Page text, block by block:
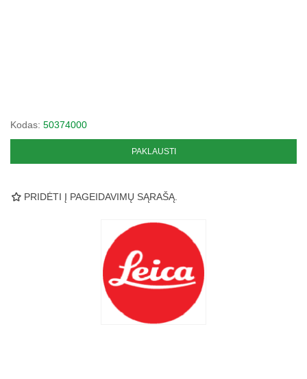
Kodas: 50374000
PAKLAUSTI
PRIDĖTI Į PAGEIDAVIMŲ SĄRAŠĄ.